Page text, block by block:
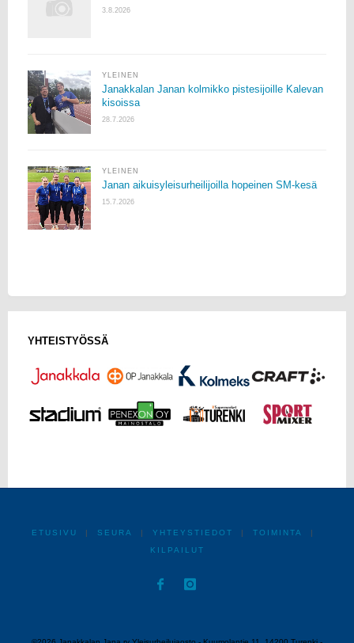
3.8.2026
YLEINEN
Janakkalan Janan kolmikko pistesijoille Kalevan
kisoissa
28.7.2026
YLEINEN
Janan aikuisyleisurheilijoilla hopeinen SM-kesä
15.7.2026
YHTEISTYÖSSÄ
ETUSIVU | SEURA | YHTEYSTIEDOT | TOIMINTA
|
KILPAILUT